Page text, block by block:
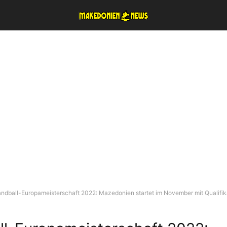
Europameisterschaft 2022: Mazedonien startet im November mit